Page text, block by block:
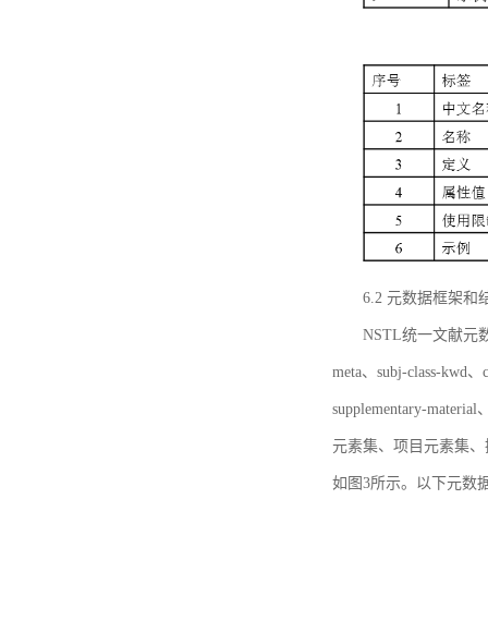
6.2 元数据框架和
NSTL统一文献元
meta、subj-class-kwd
supplementary-
元素集、项目元素集
如图3所示。以下元数